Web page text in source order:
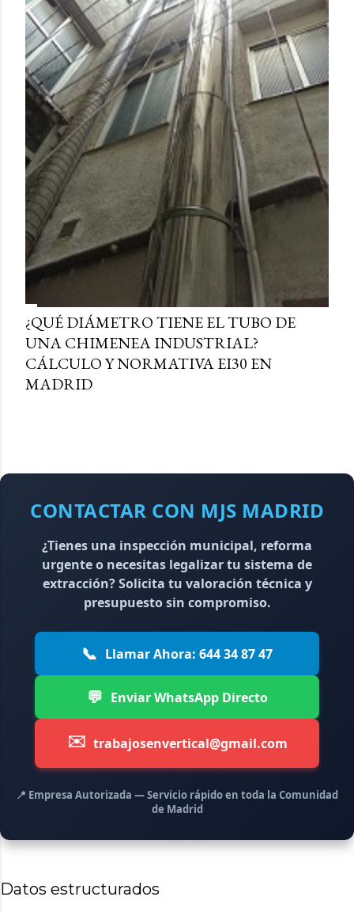
¿QUÉ DIÁMETRO TIENE EL TUBO DE
UNA CHIMENEA INDUSTRIAL?
CÁLCULO Y NORMATIVA EI30 EN
MADRID
CONTACTAR CON MJS MADRID
¿Tienes una inspección municipal, reforma
urgente o necesitas legalizar tu sistema de
extracción? Solicita tu valoración técnica y
presupuesto sin compromiso.
📞 Llamar Ahora: 644 34 87 47
💬 Enviar WhatsApp Directo
✉️ trabajosenvertical@gmail.com
📍 Empresa Autorizada — Servicio rápido en toda la Comunidad
de Madrid
Datos estructurados